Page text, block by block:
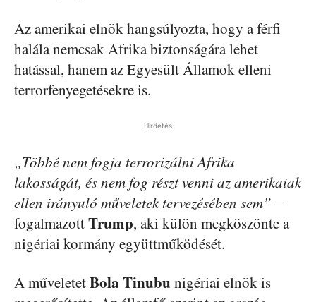
Az amerikai elnök hangsúlyozta, hogy a férfi
halála nemcsak Afrika biztonságára lehet
hatással, hanem az Egyesült Államok elleni
terrorfenyegetésekre is.
Hirdetés
„Többé nem fogja terrorizálni Afrika
lakosságát, és nem fog részt venni az amerikaiak
ellen irányuló műveletek tervezésében sem” –
fogalmazottTrump, aki külön megköszönte a
nigériai kormány együttműködését.
A műveletetBola Tinubunigériai elnök is